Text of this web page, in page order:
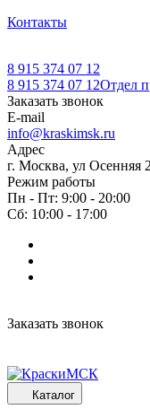
Контакты
8 915 374 07 12
8 915 374 07 12Отдел
Заказать звонок
E-mail
info@kraskimsk.ru
Адрес
г. Москва, ул Осенняя
Режим работы
Пн - Пт: 9:00 - 20:00
Сб: 10:00 - 17:00
Заказать звонок
Каталог